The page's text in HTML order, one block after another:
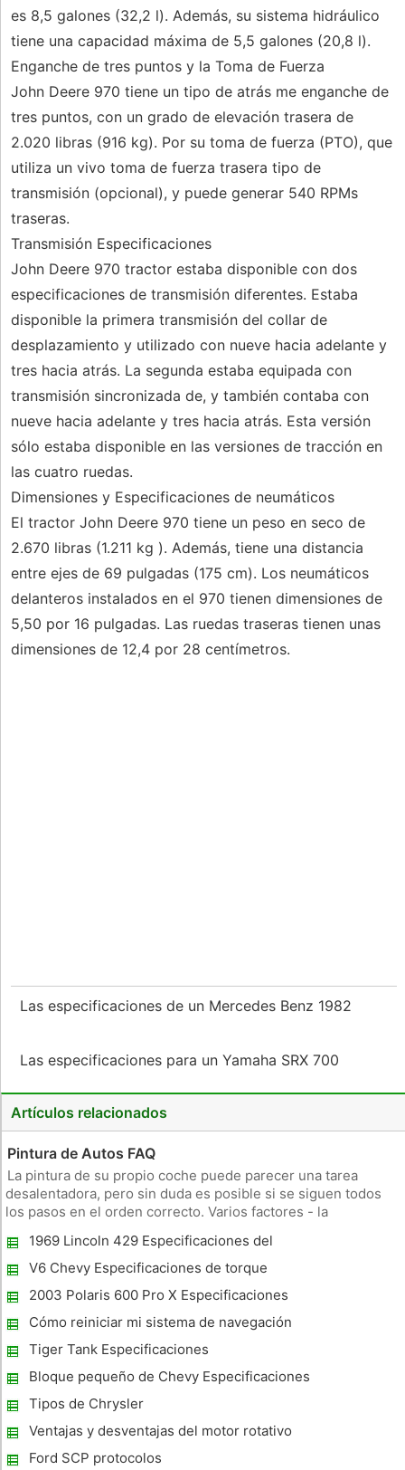
es 8,5 galones (32,2 l). Además, su sistema hidráulico
tiene una capacidad máxima de 5,5 galones (20,8 l).
Enganche de tres puntos y la Toma de Fuerza
John Deere 970 tiene un tipo de atrás me enganche de
tres puntos, con un grado de elevación trasera de
2.020 libras (916 kg). Por su toma de fuerza (PTO), que
utiliza un vivo toma de fuerza trasera tipo de
transmisión (opcional), y puede generar 540 RPMs
traseras.
Transmisión Especificaciones
John Deere 970 tractor estaba disponible con dos
especificaciones de transmisión diferentes. Estaba
disponible la primera transmisión del collar de
desplazamiento y utilizado con nueve hacia adelante y
tres hacia atrás. La segunda estaba equipada con
transmisión sincronizada de, y también contaba con
nueve hacia adelante y tres hacia atrás. Esta versión
sólo estaba disponible en las versiones de tracción en
las cuatro ruedas.
Dimensiones y Especificaciones de neumáticos
El tractor John Deere 970 tiene un peso en seco de
2.670 libras (1.211 kg ). Además, tiene una distancia
entre ejes de 69 pulgadas (175 cm). Los neumáticos
delanteros instalados en el 970 tienen dimensiones de
5,50 por 16 pulgadas. Las ruedas traseras tienen unas
dimensiones de 12,4 por 28 centímetros.
Las especificaciones de un Mercedes Benz 1982
Las especificaciones para un Yamaha SRX 700
Artículos relacionados
Pintura de Autos FAQ
La pintura de su propio coche puede parecer una tarea
desalentadora, pero sin duda es posible si se siguen todos
los pasos en el orden correcto. Varios factores - la
pintar - determinar lo profesional su trabajo es cuando esté
terminado. Imp
1969 Lincoln 429 Especificaciones del
motor
V6 Chevy Especificaciones de torque
2003 Polaris 600 Pro X Especificaciones
Cómo reiniciar mi sistema de navegación
Lenmark Lexus
Tiger Tank Especificaciones
Bloque pequeño de Chevy Especificaciones
Tipos de Chrysler
Ventajas y desventajas del motor rotativo
Ford SCP protocolos